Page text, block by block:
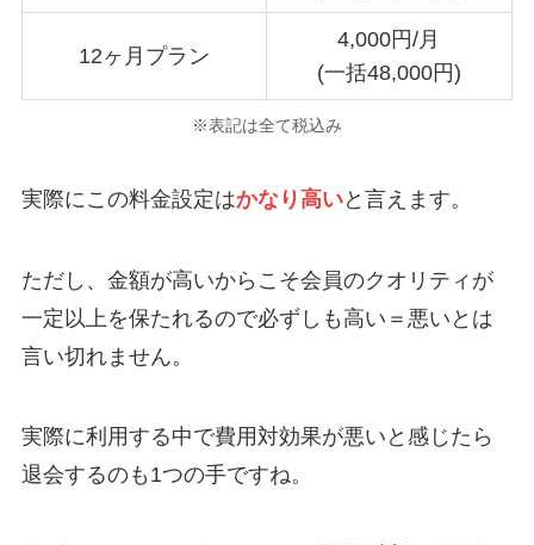
12ヶ月プラン
4,000円/月
(一括48,000円)
※表記は全て税込み
実際にこの料金設定はかなり高いと言えます。
ただし、金額が高いからこそ会員のクオリティが
一定以上を保たれるので必ずしも高い＝悪いとは
言い切れません。
実際に利用する中で費用対効果が悪いと感じたら
退会するのも1つの手ですね。